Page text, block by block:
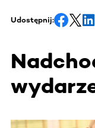
Udostępnij:
Ta sekcja zawiera